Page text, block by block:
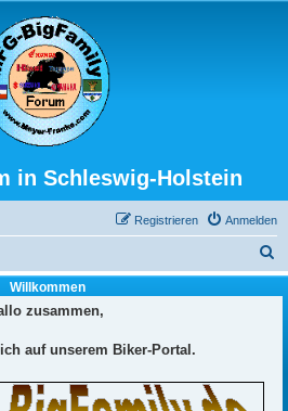
in Schleswig-Holstein
Anmelden
Registrieren
u
Willkommen
zusammen,
auf unserem Biker-Portal.